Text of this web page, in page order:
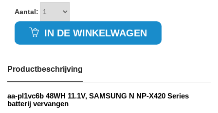
Aantal:
IN DE WINKELWAGEN
Productbeschrijving
aa-pl1vc6b 48WH 11.1V, SAMSUNG N NP-X420 Series
batterij vervangen